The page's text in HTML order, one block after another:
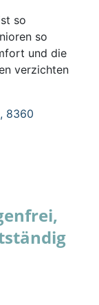
so
so
und die
verzichten
8360